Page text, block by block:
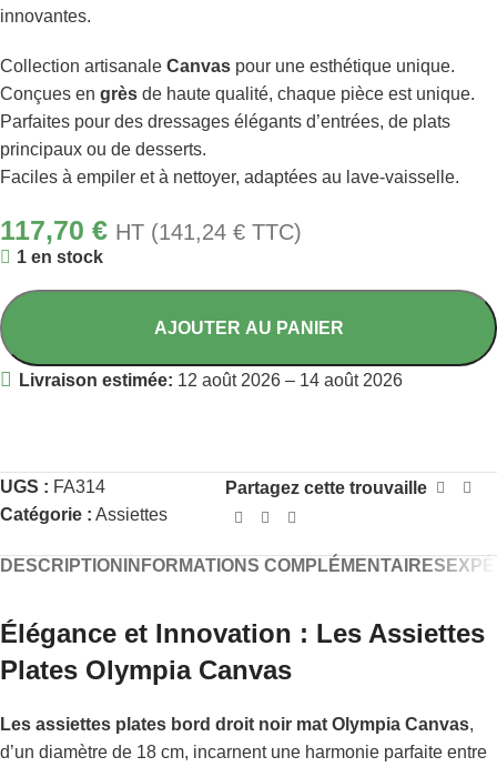
innovantes.
Collection artisanale Canvas pour une esthétique unique.
Conçues en grès de haute qualité, chaque pièce est unique.
Parfaites pour des dressages élégants d’entrées, de plats
principaux ou de desserts.
Faciles à empiler et à nettoyer, adaptées au lave-vaisselle.
117,70 € HT (141,24 € TTC)
1 en stock
AJOUTER AU PANIER
Livraison estimée: 12 août 2026 – 14 août 2026
UGS : FA314
Catégorie : Assiettes
Partagez cette trouvaille
DESCRIPTION INFORMATIONS COMPLÉMENTAIRES
Élégance et Innovation : Les Assiettes
Plates Olympia Canvas
Les assiettes plates bord droit noir mat Olympia Canvas,
d’un diamètre de 18 cm, incarnent une harmonie parfaite entre